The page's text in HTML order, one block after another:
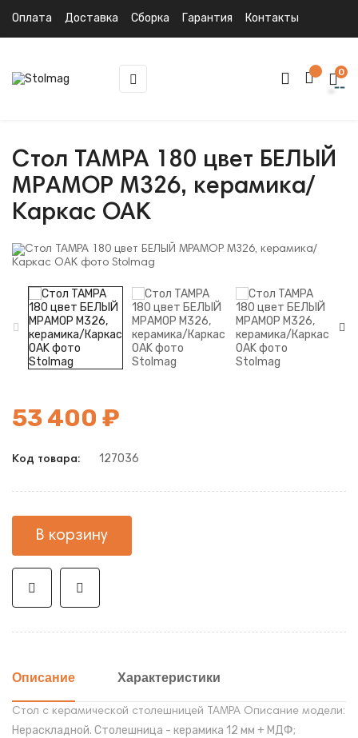
Оплата Доставка Сборка Гарантия Контакты
Toggle
navigation
☰ 0
Стол TAMPA 180 цвет БЕЛЫЙ
МРАМОР M326, керамика/
Каркас OAK
53 400 ₽
Код товара: 127036
В корзину
Описание Характеристики
Стол с керамической столешницей TAMPA Описание модели:
Нераскладной. Столешница - керамика 12 мм + МДФ;